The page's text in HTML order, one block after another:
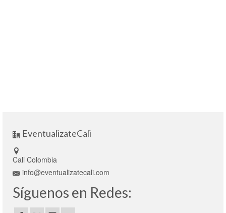
EventualizateCali
Cali Colombia
info@eventualizatecali.com
Síguenos en Redes: